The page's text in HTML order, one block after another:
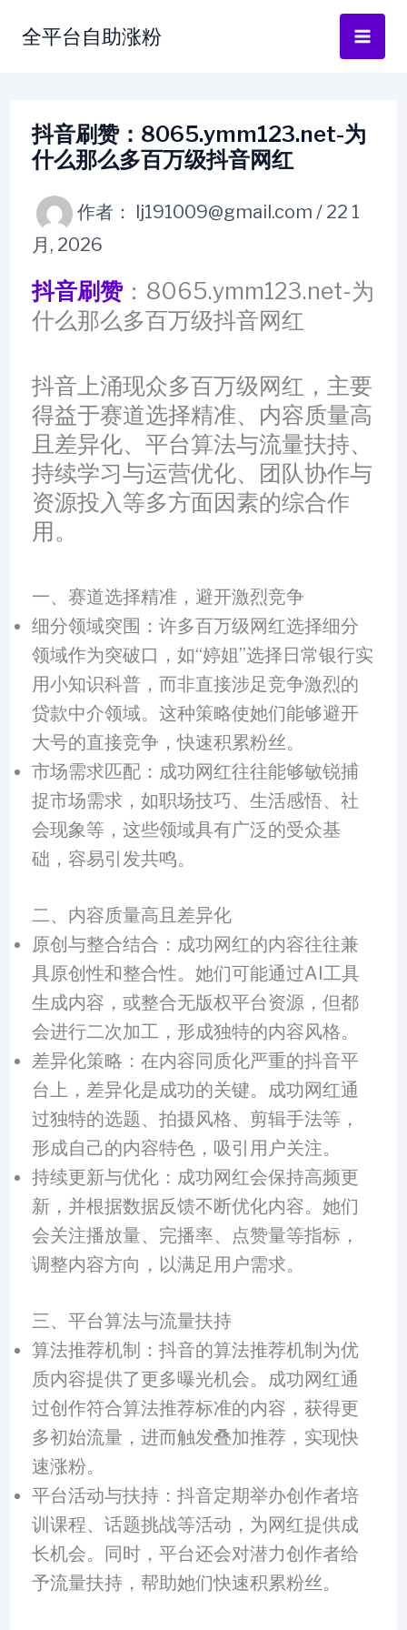
全平台自助涨粉
抖音刷赞：8065.ymm123.net-为
什么那么多百万级抖音网红
作者： lj191009@gmail.com / 22 1
月, 2026
抖音刷赞：8065.ymm123.net-为
什么那么多百万级抖音网红
抖音上涌现众多百万级网红，主要
得益于赛道选择精准、内容质量高
且差异化、平台算法与流量扶持、
持续学习与运营优化、团队协作与
资源投入等多方面因素的综合作
用。
一、赛道选择精准，避开激烈竞争
细分领域突围：许多百万级网红选择细分
领域作为突破口，如“婷姐”选择日常银行实
用小知识科普，而非直接涉足竞争激烈的
贷款中介领域。这种策略使她们能够避开
大号的直接竞争，快速积累粉丝。
市场需求匹配：成功网红往往能够敏锐捕
捉市场需求，如职场技巧、生活感悟、社
会现象等，这些领域具有广泛的受众基
础，容易引发共鸣。
二、内容质量高且差异化
原创与整合结合：成功网红的内容往往兼
具原创性和整合性。她们可能通过AI工具
生成内容，或整合无版权平台资源，但都
会进行二次加工，形成独特的内容风格。
差异化策略：在内容同质化严重的抖音平
台上，差异化是成功的关键。成功网红通
过独特的选题、拍摄风格、剪辑手法等，
形成自己的内容特色，吸引用户关注。
持续更新与优化：成功网红会保持高频更
新，并根据数据反馈不断优化内容。她们
会关注播放量、完播率、点赞量等指标，
调整内容方向，以满足用户需求。
三、平台算法与流量扶持
算法推荐机制：抖音的算法推荐机制为优
质内容提供了更多曝光机会。成功网红通
过创作符合算法推荐标准的内容，获得更
多初始流量，进而触发叠加推荐，实现快
速涨粉。
平台活动与扶持：抖音定期举办创作者培
训课程、话题挑战等活动，为网红提供成
长机会。同时，平台还会对潜力创作者给
予流量扶持，帮助她们快速积累粉丝。